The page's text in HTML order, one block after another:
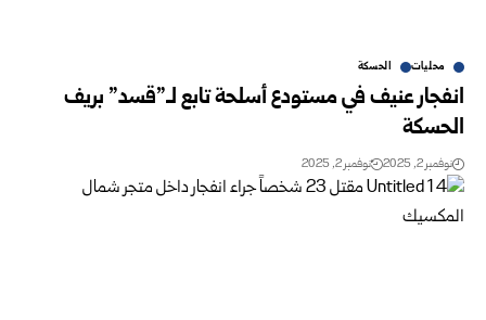
محليات الحسكة
انفجار عنيف في مستودع أسلحة تابع لـ”قسد” بريف
الحسكة
نوفمبر 2, 2025 نوفمبر 2, 2025